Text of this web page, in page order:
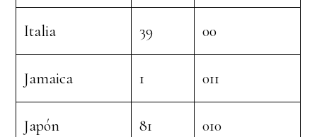
Italia 39 00
Jamaica 1 011
Japón 81 010